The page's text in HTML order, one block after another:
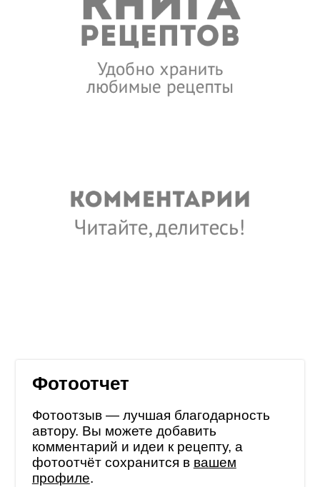
Фотоотчет
Фотоотзыв — лучшая благодарность
автору. Вы можете добавить
комментарий и идеи к рецепту, а
фотоотчёт сохранится в вашем
профиле.